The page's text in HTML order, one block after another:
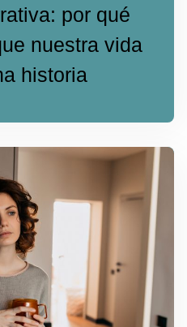
por qué
nuestra vida
historia